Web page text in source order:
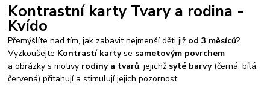
Kontrastní karty Tvary a rodina -
Kvído
Přemýšlíte nad tím, jak zabavit nejmenší děti již od 3 měsíců?
Vyzkoušejte Kontrastí kartyse sametovým povrchem
a obrázky s motivy rodiny a tvarů, jejichž syté barvy(černá, bílá,
červená) přitahují a stimulují jejich pozornost.